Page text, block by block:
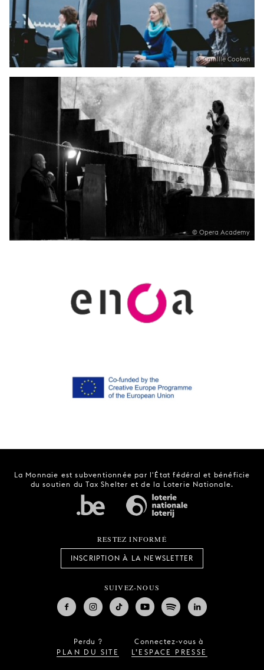
© Camille Cooken
© Opera Academy
La Monnaie est subventionnée par l'État fédéral et bénéficie
du soutien du Tax Shelter et de la Loterie Nationale.
RESTEZ INFORMÉ
INSCRIPTION À LA NEWSLETTER
SUIVEZ-NOUS
Perdu ?
PLAN DU SITE
Connectez-vous à
L’ESPACE PRESSE